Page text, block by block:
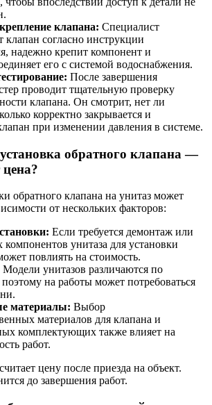
клапана: Специалист
клапан согласно инструкции
надежно крепит компонент и
его с системой водоснабжения.
После завершения
проводит тщательную проверку
клапана. Он смотрит, нет ли
корректно закрывается и
при изменении давления в системе.
обратного клапана ―
цена?
обратного клапана на унитаз может
от нескольких факторов:
Если требуется демонтаж или
компонентов унитаза для установки
повлиять на стоимость.
Модели унитазов различаются по
на работы может потребоваться
материалы: Выбор
материалов для клапана и
комплектующих также влияет на
работ.
цену после приезда на объект.
до завершения работ.